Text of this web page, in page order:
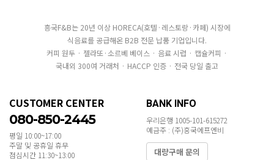
흥국F&B는 20년 이상 HORECA(호텔·레스토랑·카페) 시장에
식음료를 공급해온 B2B 전문 납품 기업입니다.
커피 원두 · 젤라또·소르베 베이스 · 음료 시럽 · 캡슐커피 ·
국내외 300여 거래처 · HACCP 인증 · 전국 당일 출고
CUSTOMER CENTER
080-850-2445
평일 10:00~17:00
주말 및 공휴일 휴무
점심시간 11:30~13:00
BANK INFO
우리은행 1005-101-615272
예금주 : (주)흥국에프엔비
대량구매 문의